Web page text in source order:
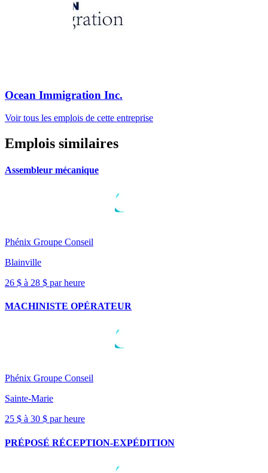
Ocean Immigration Inc.
Voir tous les emplois de cette entreprise
Emplois similaires
Assembleur mécanique
Phénix Groupe Conseil
Blainville
26 $ à 28 $ par heure
MACHINISTE OPÉRATEUR
Phénix Groupe Conseil
Sainte-Marie
25 $ à 30 $ par heure
PRÉPOSÉ RÉCEPTION-EXPÉDITION